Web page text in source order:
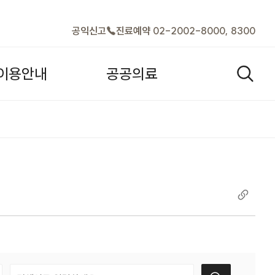
바로가기
공익신고 진료예약 02-2002-8000, 8300
용안내 공공의료 검색열기
검색어 입력